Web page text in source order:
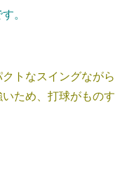
。
トなスイングながら
ため、打球がものす